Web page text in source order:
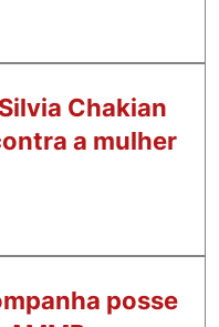
Chakian
a mulher
posse